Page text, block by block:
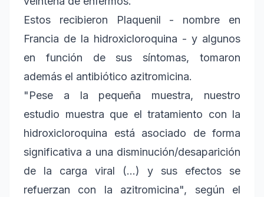
Estos recibieron Plaquenil - nombre en
Francia de la hidroxicloroquina - y algunos
en función de sus síntomas, tomaron
además el antibiótico azitromicina.
"Pese a la pequeña muestra, nuestro
estudio muestra que el tratamiento con la
hidroxicloroquina está asociado de forma
significativa a una disminución/desaparición
de la carga viral (...) y sus efectos se
refuerzan con la azitromicina", según el